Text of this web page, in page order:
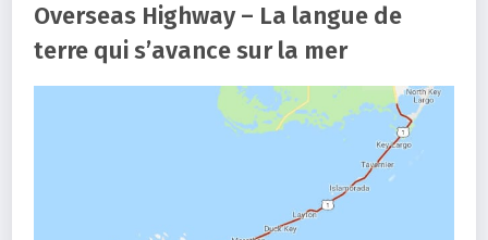
Overseas Highway – La langue de
terre qui s’avance sur la mer